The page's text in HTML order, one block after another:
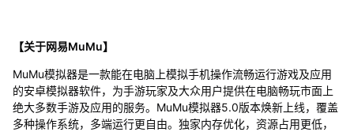
【关于网易MuMu】
MuMu模拟器是一款能在电脑上模拟手机操作流畅运行游戏及应用
的安卓模拟器软件，为手游玩家及大众用户提供在电脑畅玩市面上
绝大多数手游及应用的服务。MuMu模拟器5.0版本焕新上线，覆盖
多种操作系统，多端运行更自由。独家内存优化，资源占用更低，